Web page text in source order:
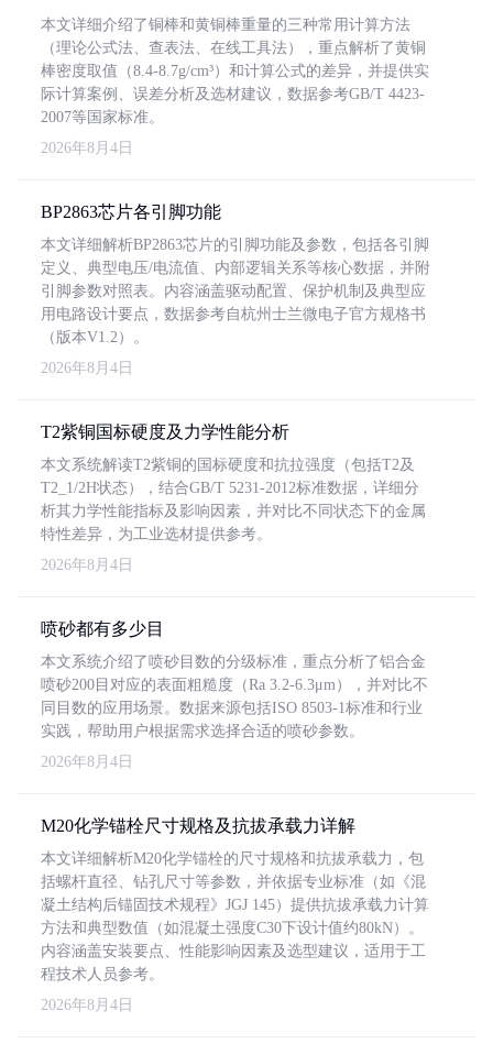
本文详细介绍了铜棒和黄铜棒重量的三种常用计算方法
（理论公式法、查表法、在线工具法），重点解析了黄铜
棒密度取值（8.4-8.7g/cm³）和计算公式的差异，并提供实
际计算案例、误差分析及选材建议，数据参考GB/T 4423-
2007等国家标准。
2026年8月4日
BP2863芯片各引脚功能
本文详细解析BP2863芯片的引脚功能及参数，包括各引脚
定义、典型电压/电流值、内部逻辑关系等核心数据，并附
引脚参数对照表。内容涵盖驱动配置、保护机制及典型应
用电路设计要点，数据参考自杭州士兰微电子官方规格书
（版本V1.2）。
2026年8月4日
T2紫铜国标硬度及力学性能分析
本文系统解读T2紫铜的国标硬度和抗拉强度（包括T2及
T2_1/2H状态），结合GB/T 5231-2012标准数据，详细分
析其力学性能指标及影响因素，并对比不同状态下的金属
特性差异，为工业选材提供参考。
2026年8月4日
喷砂都有多少目
本文系统介绍了喷砂目数的分级标准，重点分析了铝合金
喷砂200目对应的表面粗糙度（Ra 3.2-6.3μm），并对比不
同目数的应用场景。数据来源包括ISO 8503-1标准和行业
实践，帮助用户根据需求选择合适的喷砂参数。
2026年8月4日
M20化学锚栓尺寸规格及抗拔承载力详解
本文详细解析M20化学锚栓的尺寸规格和抗拔承载力，包
括螺杆直径、钻孔尺寸等参数，并依据专业标准（如《混
凝土结构后锚固技术规程》JGJ 145）提供抗拔承载力计算
方法和典型数值（如混凝土强度C30下设计值约80kN）。
内容涵盖安装要点、性能影响因素及选型建议，适用于工
程技术人员参考。
2026年8月4日